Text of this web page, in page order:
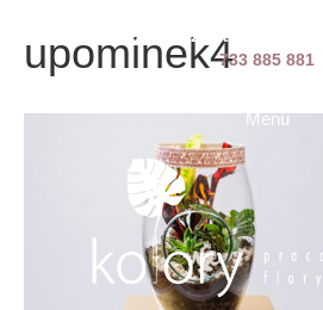
Zapraszamy do realizowania
733 885 881
Menu
upominek4